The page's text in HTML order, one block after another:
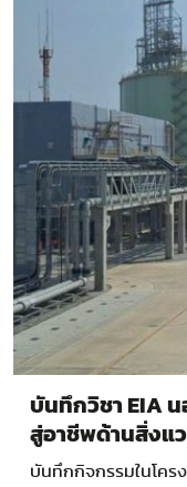
บันทึกวิชา EIA
สู่อาชีพด้านสิ่งแ
บันทึกกิจกรรมในโคร